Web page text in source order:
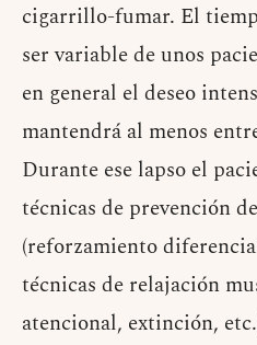
cigarrillo-fumar. El
ser variable de unos
en general el deseo
mantendrá al menos
Durante ese lapso el
técnicas de prevención
(reforzamiento
técnicas de relajación
atencional, extinción,